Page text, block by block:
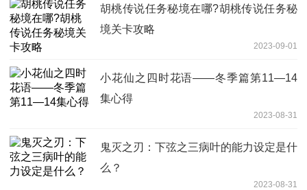
胡桃传说任务秘境在哪?胡桃传说任务秘
境关卡攻略
2023-09-01
小花仙之四时花语——冬季篇第11—14
集心得
2023-08-31
鬼灭之刃：下弦之三病叶的能力设定是什
么？
2023-08-31